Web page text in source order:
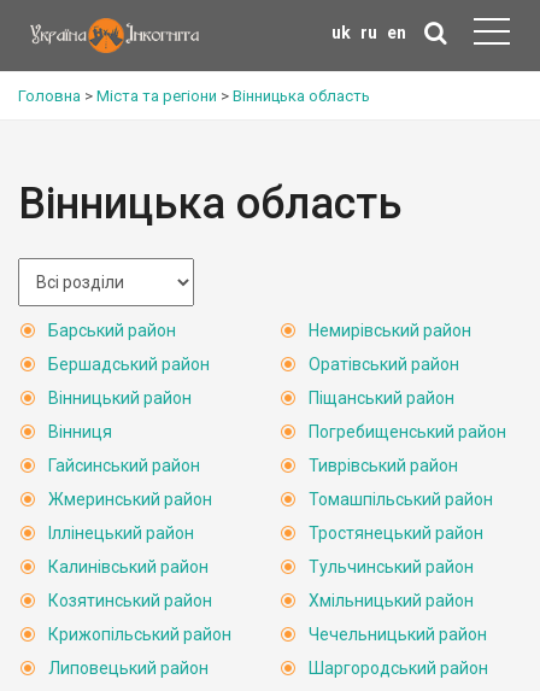
uk ru en
Головна > Міста та регіони > Вінницька область
Вінницька область
Барський район
Бершадський район
Вінницький район
Вінниця
Гайсинський район
Жмеринський район
Іллінецький район
Калинівський район
Козятинський район
Крижопільський район
Липовецький район
Немирівський район
Оратівський район
Піщанський район
Погребищенський район
Тиврівський район
Томашпільський район
Тростянецький район
Тульчинський район
Хмільницький район
Чечельницький район
Шаргородський район